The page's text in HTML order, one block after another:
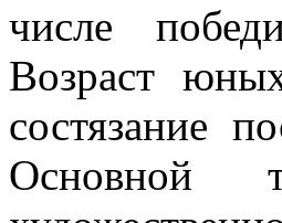
числе
Возраст
состязание
Основной